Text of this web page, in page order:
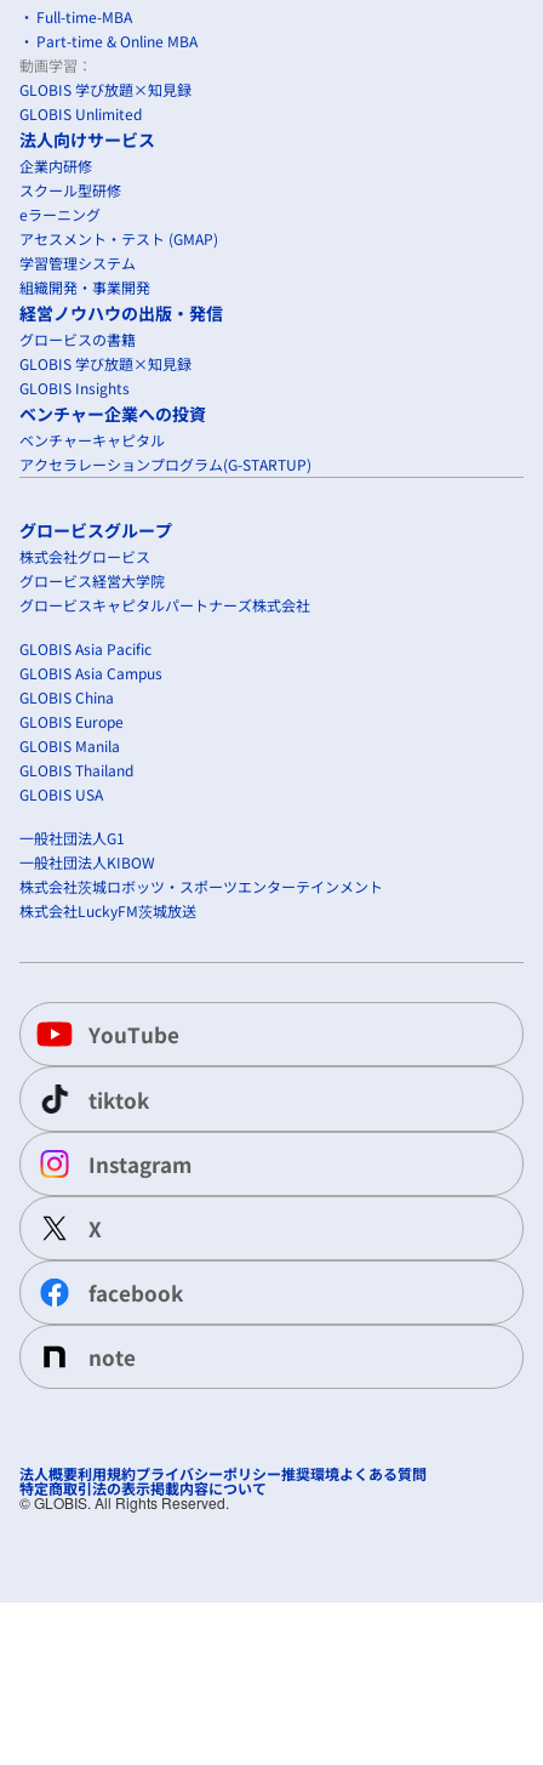
Full-time-MBA
Part-time & Online MBA
動画学習：
GLOBIS 学び放題×知見録
GLOBIS Unlimited
法人向けサービス
企業内研修
スクール型研修
eラーニング
アセスメント・テスト (GMAP)
学習管理システム
組織開発・事業開発
経営ノウハウの出版・発信
グロービスの書籍
GLOBIS 学び放題×知見録
GLOBIS Insights
ベンチャー企業への投資
ベンチャーキャピタル
アクセラレーションプログラム(G-STARTUP)
グロービスグループ
株式会社グロービス
グロービス経営大学院
グロービスキャピタルパートナーズ株式会社
GLOBIS Asia Pacific
GLOBIS Asia Campus
GLOBIS China
GLOBIS Europe
GLOBIS Manila
GLOBIS Thailand
GLOBIS USA
一般社団法人G1
一般社団法人KIBOW
株式会社茨城ロボッツ・スポーツエンターテインメント
株式会社LuckyFM茨城放送
YouTube
tiktok
Instagram
X
facebook
note
法人概要利用規約プライバシーポリシー推奨環境よくある質問
特定商取引法の表示掲載内容について
©︎ GLOBIS. All Rights Reserved.